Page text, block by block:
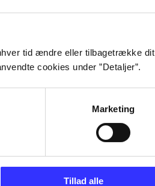
tid ændre eller tilbagetrække dit
cookies under ”Detaljer”.
Marketing
Tillad alle